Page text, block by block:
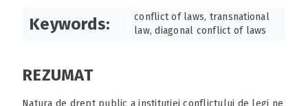
Keywords:
conflict of laws, transnational
law, diagonal conflict of laws
REZUMAT